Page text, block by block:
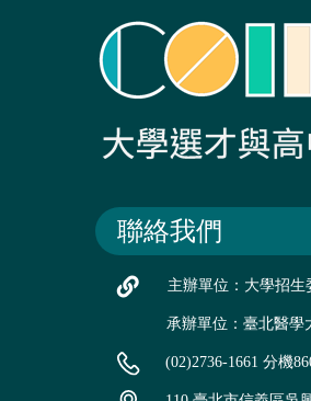
聯絡我們
主辦單位：大學招生
承辦單位：臺北醫學
(02)2736-1661 分機